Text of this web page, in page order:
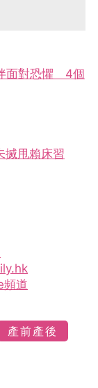
面對恐懼 4個
搣甩賴床習
頻道
產前產後